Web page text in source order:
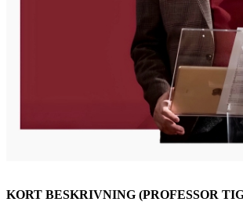
KORT BESKRIVNING (PROFESSOR